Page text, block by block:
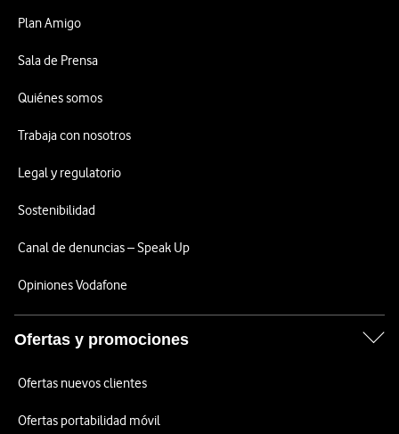
Plan Amigo
Sala de Prensa
Quiénes somos
Trabaja con nosotros
Legal y regulatorio
Sostenibilidad
Canal de denuncias – Speak Up
Opiniones Vodafone
Ofertas y promociones
Ofertas nuevos clientes
Ofertas portabilidad móvil